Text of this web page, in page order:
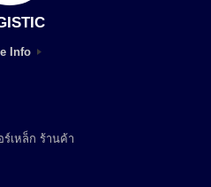
Info
เหล็ก ร้านค้า